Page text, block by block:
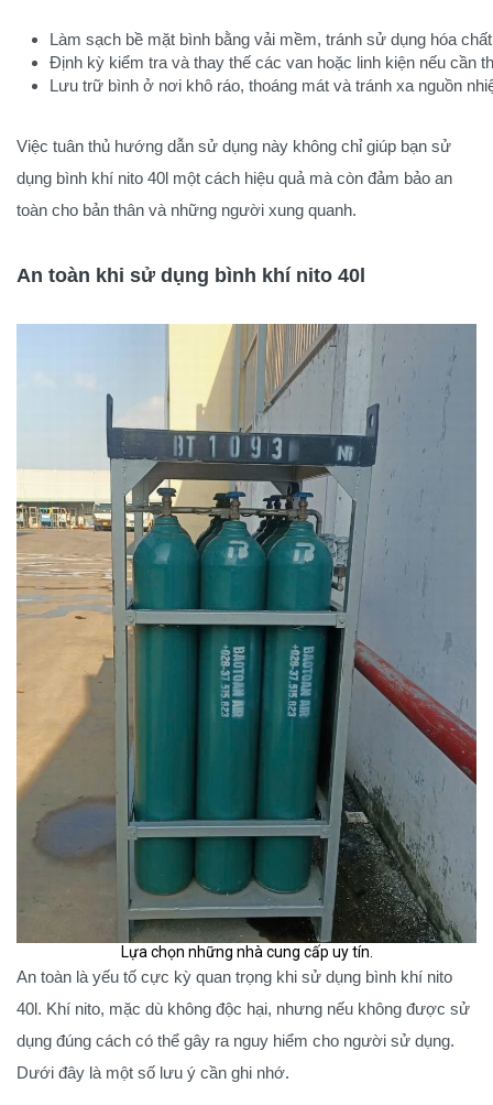
Làm sạch bề mặt bình bằng vải mềm, tránh sử dụng hóa
Định kỳ kiểm tra và thay thế các van hoặc linh kiện nếu cần
Lưu trữ bình ở nơi khô ráo, thoáng mát và tránh xa nguồn
Việc tuân thủ hướng dẫn sử dụng này không chỉ giúp bạn sử
dụng bình khí nito 40l một cách hiệu quả mà còn đảm bảo an
toàn cho bản thân và những người xung quanh.
An toàn khi sử dụng bình khí nito 40l
Lựa chọn những nhà cung cấp uy tín.
An toàn là yếu tố cực kỳ quan trọng khi sử dụng bình khí nito
40l. Khí nito, mặc dù không độc hại, nhưng nếu không được sử
dụng đúng cách có thể gây ra nguy hiểm cho người sử dụng.
Dưới đây là một số lưu ý cần ghi nhớ.